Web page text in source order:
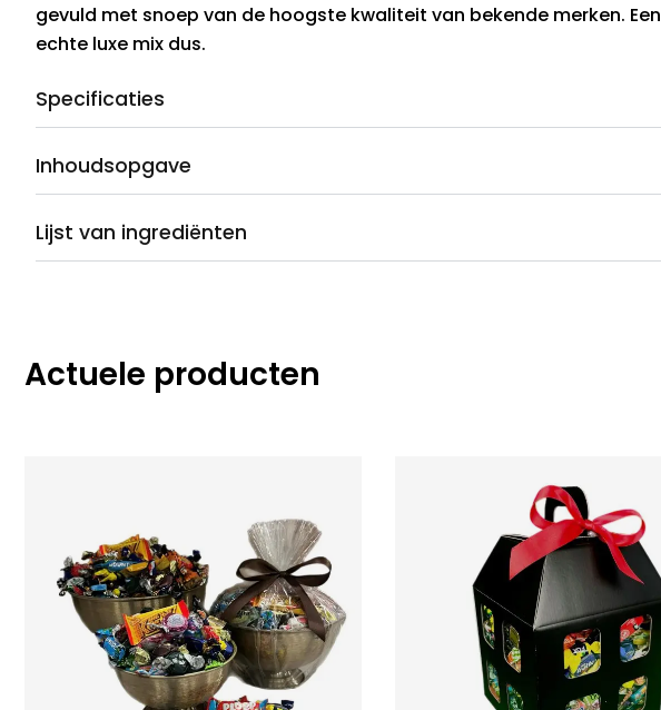
gevuld met snoep van de hoogste kwaliteit van bekende merken. Een
echte luxe mix dus.
Specificaties
Inhoudsopgave
Lijst van ingrediënten
Actuele producten